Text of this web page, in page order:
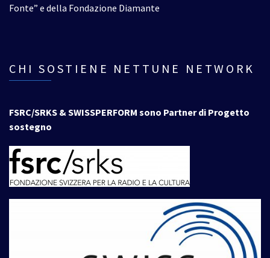
Fonte” e della Fondazione Diamante
CHI SOSTIENE NETTUNE NETWORK
FSRC/SRKS & SWISSPERFORM sono Partner di Progetto
sostegno